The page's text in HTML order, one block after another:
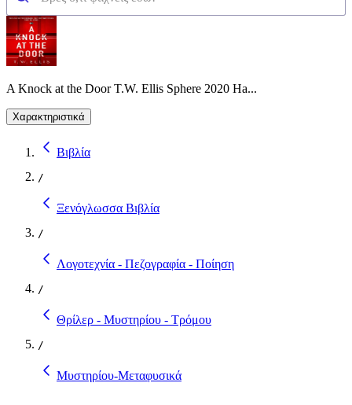
A Knock at the Door T.W. Ellis Sphere 2020 Ha...
Χαρακτηριστικά
Βιβλία
/
Ξενόγλωσσα Βιβλία
/
Λογοτεχνία - Πεζογραφία - Ποίηση
/
Θρίλερ - Μυστηρίου - Τρόμου
/
Μυστηρίου-Μεταφυσικά